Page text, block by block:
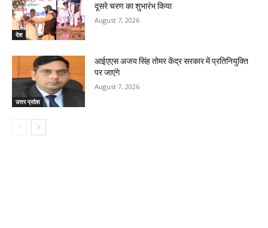
देश
दूसरे चरण का शुभारंभ किया
August 7, 2026
उत्तर प्रदेश
आईएएस अजय सिंह तोमर केंद्र सरकार में प्रतिनियुक्ति
पर जाएंगे
August 7, 2026